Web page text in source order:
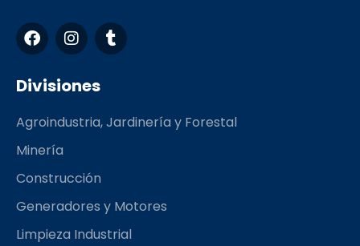
F
a
c
e
b
o
k
I
n
s
t
a
r
T
u
m
Divisiones
Agroindustria, Jardinería y Forestal
Minería
Construcción
Generadores y Motores
Limpieza Industrial